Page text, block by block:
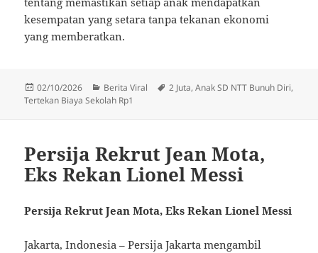
kesempatan yang setara tanpa tekanan ekonomi
yang memberatkan.
Diposkan
pada
02/10/2026 Kategori
Berita Viral Tag
2 Juta,Anak SD NTT Bunuh Diri,
Tertekan Biaya Sekolah Rp1
Persija Rekrut Jean Mota,
Eks Rekan Lionel Messi
Persija Rekrut Jean Mota, Eks Rekan Lionel Messi
Jakarta, Indonesia – Persija Jakarta mengambil